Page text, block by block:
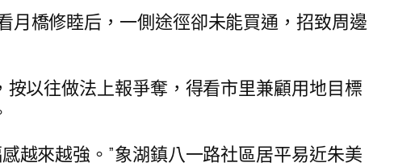
月橋修睦后，一側途徑卻未能買通，招致周邊
以往做法上報爭奪，得看市里兼顧用地目標
越來越強。”象湖鎮八一路社區居平易近朱美